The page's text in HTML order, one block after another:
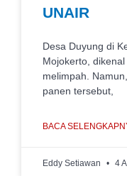
UNAIR
Desa Duyung di
Mojokerto,
melimpah.
panen tersebut,
BACA
Eddy Setiawan 4